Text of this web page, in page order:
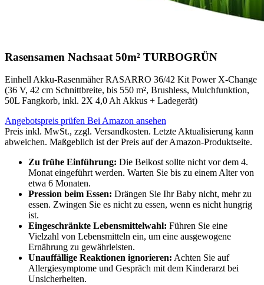
Rasensamen Nachsaat 50m² TURBOGRÜN
Einhell Akku-Rasenmäher RASARRO 36/42 Kit Power X-Change
(36 V, 42 cm Schnittbreite, bis 550 m², Brushless, Mulchfunktion,
50L Fangkorb, inkl. 2X 4,0 Ah Akkus + Ladegerät)
Angebotspreis prüfen Bei Amazon ansehen
Preis inkl. MwSt., zzgl. Versandkosten. Letzte Aktualisierung kann
abweichen. Maßgeblich ist der Preis auf der Amazon-Produktseite.
Zu frühe Einführung: Die Beikost sollte nicht vor dem 4.
Monat eingeführt werden. Warten Sie bis zu einem Alter von
etwa 6 Monaten.
Pression beim Essen: Drängen Sie Ihr Baby nicht, mehr zu
essen. Zwingen Sie es nicht zu essen, wenn es nicht hungrig
ist.
Eingeschränkte Lebensmittelwahl: Führen Sie eine
Vielzahl von Lebensmitteln ein, um eine ausgewogene
Ernährung zu gewährleisten.
Unauffällige Reaktionen ignorieren: Achten Sie auf
Allergiesymptome und Gespräch mit dem Kinderarzt bei
Unsicherheiten.